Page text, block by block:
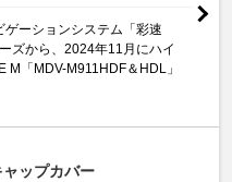
ゲーションシステム「彩速
ズから、2024年11月にハイ
M「MDV-M911HDF＆HDL」
ップカバー